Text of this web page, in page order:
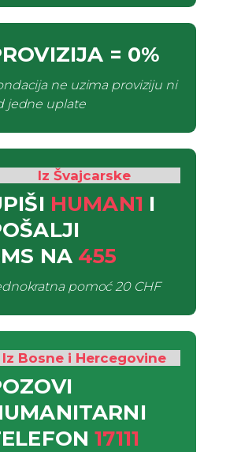
= 0%
ne uzima proviziju ni
jedne uplate
Iz Švajcarske
HUMAN1 I
NA 455
pomoć20 CHF
Iz Bosne i Hercegovine
17111